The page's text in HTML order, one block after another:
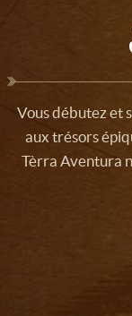
Vous débutez et
aux trésors
Tèrra Aventura